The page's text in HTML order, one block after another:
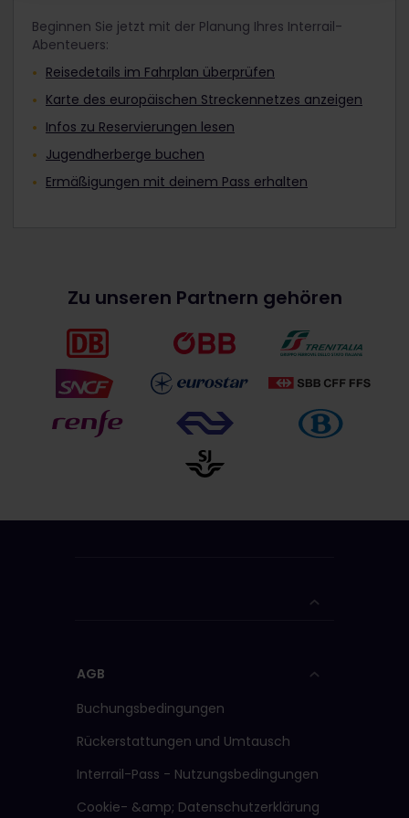
Beginnen Sie jetzt mit der Planung Ihres Interrail-
Abenteuers:
Reisedetails im Fahrplan überprüfen
Karte des europäischen Streckennetzes anzeigen
Infos zu Reservierungen lesen
Jugendherberge buchen
Ermäßigungen mit deinem Pass erhalten
Zu unseren Partnern gehören
AGB
Buchungsbedingungen
Rückerstattungen und Umtausch
Interrail-Pass - Nutzungsbedingungen
Cookie- &amp; Datenschutzerklärung